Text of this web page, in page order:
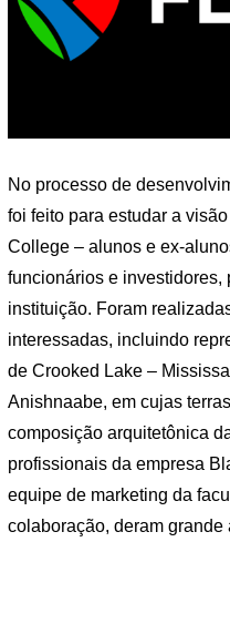
No processo de
foi feito para estudar a
College – alunos e ex-
funcionários e investidores,
instituição. Foram
interessadas, incluindo
de Crooked Lake –
Anishnaabe, em cujas
composição arquitetônica
profissionais da empresa
equipe de marketing da
colaboração, deram